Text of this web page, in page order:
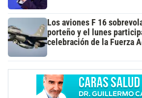
Los aviones F 16
porteño y el lunes
celebración de la Fuerza